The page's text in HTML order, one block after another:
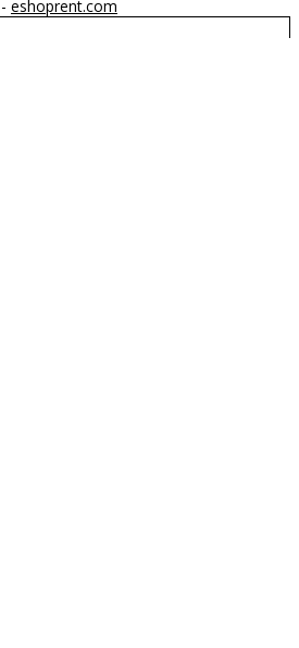
- eshoprent.com